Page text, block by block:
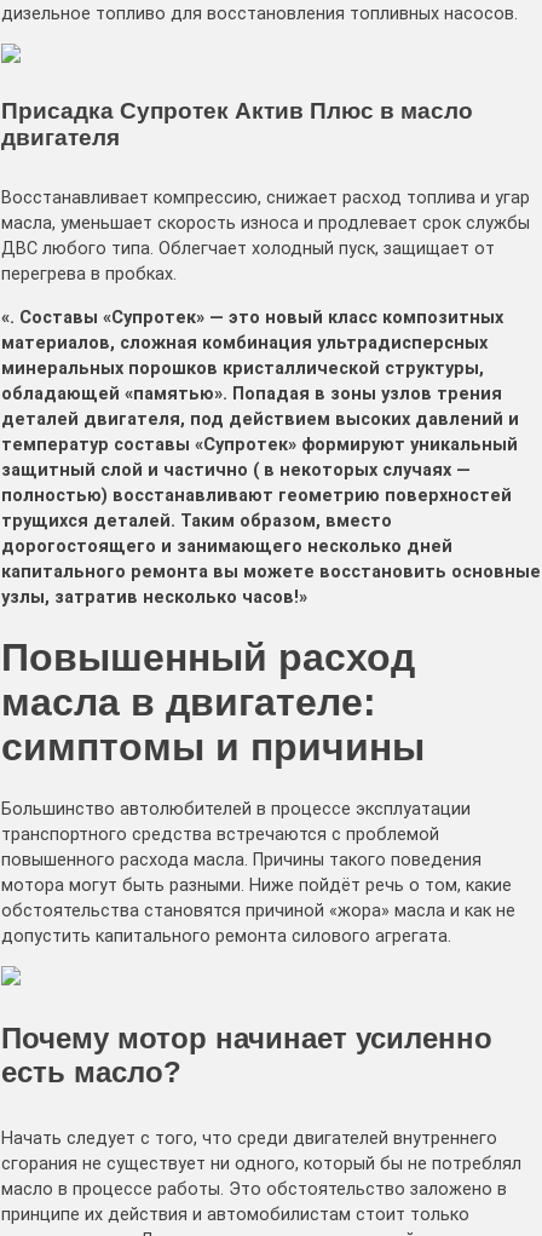
дизельное топливо для восстановления топливных насосов.
Присадка Супротек Актив Плюс в масло
двигателя
Восстанавливает компрессию, снижает расход топлива и угар
масла, уменьшает скорость износа и продлевает срок службы
ДВС любого типа. Облегчает холодный пуск, защищает от
перегрева в пробках.
«. Составы «Супротек» — это новый класс композитных
материалов, сложная комбинация ультрадисперсных
минеральных порошков кристаллической структуры,
обладающей «памятью». Попадая в зоны узлов трения
деталей двигателя, под действием высоких давлений и
температур составы «Супротек» формируют уникальный
защитный слой и частично ( в некоторых случаях —
полностью) восстанавливают геометрию поверхностей
трущихся деталей. Таким образом, вместо
дорогостоящего и занимающего несколько дней
капитального ремонта вы можете восстановить основные
узлы, затратив несколько часов!»
Повышенный расход
масла в двигателе:
симптомы и причины
Большинство автолюбителей в процессе эксплуатации
транспортного средства встречаются с проблемой
повышенного расхода масла. Причины такого поведения
мотора могут быть разными. Ниже пойдёт речь о том, какие
обстоятельства становятся причиной «жора» масла и как не
допустить капитального ремонта силового агрегата.
Почему мотор начинает усиленно
есть масло?
Начать следует с того, что среди двигателей внутреннего
сгорания не существует ни одного, который бы не потреблял
масло в процессе работы. Это обстоятельство заложено в
принципе их действия и автомобилистам стоит только